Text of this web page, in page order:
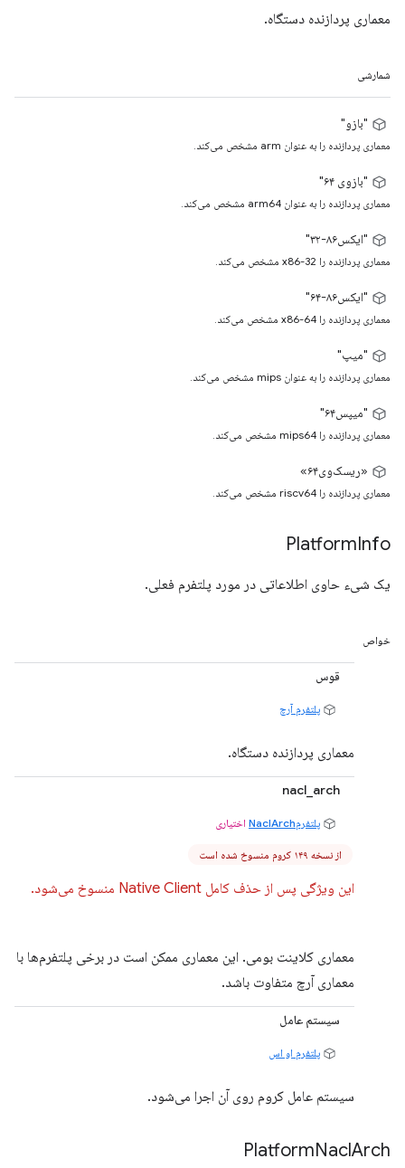
معماری پردازنده دستگاه.
شمارشی
"بازو"
معماری پردازنده را به عنوان arm مشخص می‌کند.
"بازوی ۶۴"
معماری پردازنده را به عنوان arm64 مشخص می‌کند.
"ایکس۸۶-۳۲"
معماری پردازنده را x86-32 مشخص می‌کند.
"ایکس۸۶-۶۴"
معماری پردازنده را x86-64 مشخص می‌کند.
"میپ"
معماری پردازنده را به عنوان mips مشخص می‌کند.
"میپس۶۴"
معماری پردازنده را mips64 مشخص می‌کند.
«ریسک‌وی۶۴»
معماری پردازنده را riscv64 مشخص می‌کند.
PlatformInfo
یک شیء حاوی اطلاعاتی در مورد پلتفرم فعلی.
خواص
قوس
پلتفرم آرچ
معماری پردازنده دستگاه.
nacl_arch
پلتفرمNaclArch اختیاری
از نسخه ۱۴۹ کروم منسوخ شده است
این ویژگی پس از حذف کامل Native Client منسوخ می‌شود.
معماری کلاینت بومی. این معماری ممکن است در برخی پلتفرم‌ها با
معماری آرچ متفاوت باشد.
سیستم عامل
پلتفرم او اس
سیستم عامل کروم روی آن اجرا می‌شود.
PlatformNaclArch